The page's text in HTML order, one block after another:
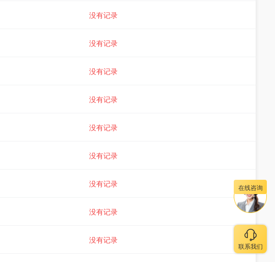
没有记录
没有记录
没有记录
没有记录
没有记录
没有记录
没有记录
没有记录
没有记录
在线咨询
联系我们